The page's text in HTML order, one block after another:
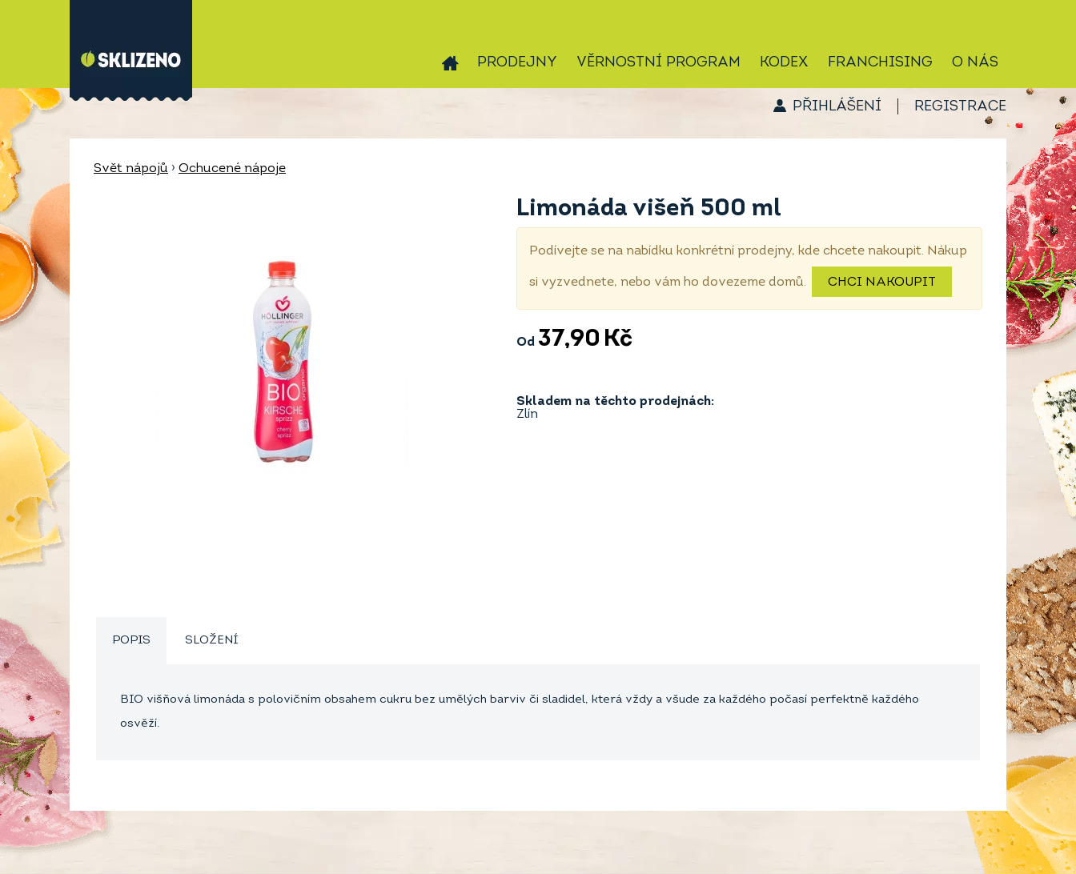
PRODEJNY VĚRNOSTNÍ PROGRAM KODEX FRANCHISING O NÁS
PŘIHLÁŠENÍ REGISTRACE
Svět nápojů › Ochucené nápoje
Limonáda višeň 500 ml
Podívejte se na nabídku konkrétní prodejny, kde chcete nakoupit. Nákup
si vyzvednete, nebo vám ho dovezeme domů. CHCI NAKOUPIT
Od 37,90 Kč
Skladem na těchto prodejnách:
Zlín
POPIS SLOŽENÍ
BIO višňová limonáda s polovičním obsahem cukru bez umělých barviv či sladidel, která vždy a všude za každého počasí perfektně každého
osvěží.